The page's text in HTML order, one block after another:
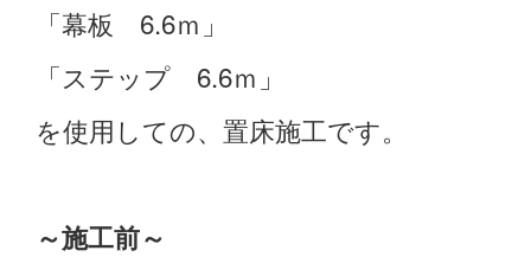
「幕板 6.6ｍ」
「ステップ 6.6ｍ」
を使用しての、置床施工です。
～施工前～